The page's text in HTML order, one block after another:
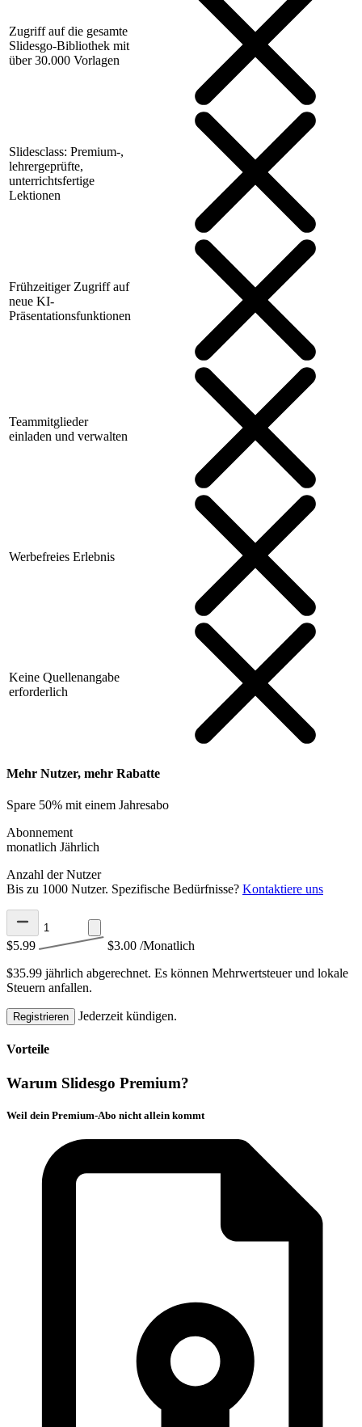
Zugriff auf die gesamte
Slidesgo-Bibliothek mit
über 30.000 Vorlagen
Slidesclass: Premium-,
lehrergeprüfte,
unterrichtsfertige
Lektionen
Frühzeitiger Zugriff auf
neue KI-
Präsentationsfunktionen
Teammitglieder
einladen und verwalten
Werbefreies Erlebnis
Keine Quellenangabe
erforderlich
Mehr Nutzer, mehr Rabatte
Spare 50% mit einem Jahresabo
Abonnement
monatlich Jährlich
Anzahl der Nutzer
Bis zu 1000 Nutzer. Spezifische Bedürfnisse? Kontaktiere uns
$5.99 $3.00 /Monatlich
$35.99 jährlich abgerechnet. Es können Mehrwertsteuer und lokale
Steuern anfallen.
Registrieren Jederzeit kündigen.
Vorteile
Warum Slidesgo Premium?
Weil dein Premium-Abo nicht allein kommt